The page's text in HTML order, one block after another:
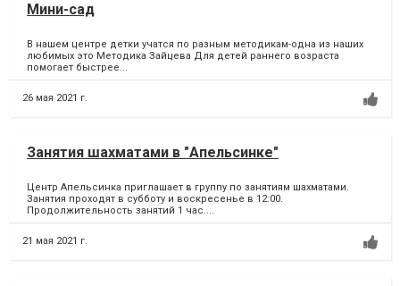
Мини-сад
В нашем центре детки учатся по разным методикам-одна из наших
любимых это Методика Зайцева Для детей раннего возраста
помогает быстрее...
26 мая 2021 г.
Занятия шахматами в "Апельсинке"
Центр Апельсинка приглашает в группу по занятиям шахматами.
Занятия проходят в субботу и воскресенье в 12:00.
Продолжительность занятий 1 час....
21 мая 2021 г.